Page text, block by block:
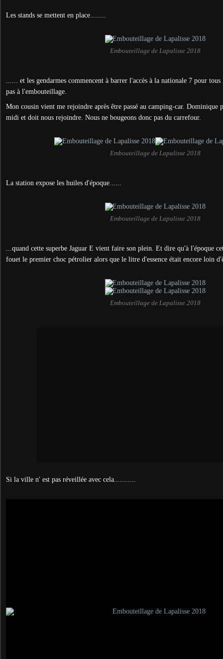
Les stands se mettent en place........
Embouteillage de Lapalisse 2018
...... et les gendarmes commencent à barrer l'accès à la nationale 7 pour
pas à l'embouteillage.
Mon cousin vient me rejoindre après être passé au camping-car. Dominique
midi et doit nous rejoindre. Nous ne bougeons donc pas du carrefour.
Embouteillage de Lapalisse 2018
La station expose les huiles d'époque......
Embouteillage de Lapalisse 2018
...quand cette superbe Jaguar E vient faire son plein. Et dire qu'à l'époque
fouet le premier choc pétrolier alors que le litre d'essence était encore loin
Embouteillage de Lapalisse 2018
Si la ville n' est pas réveillée avec cela...........